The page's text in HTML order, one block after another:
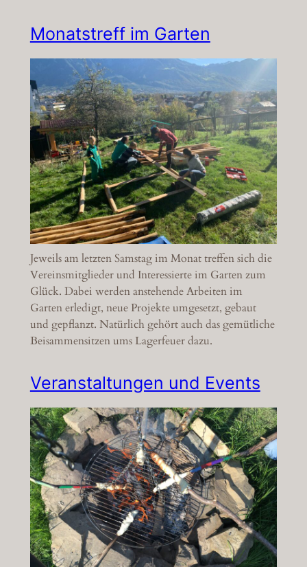
Monatstreff im Garten
Jeweils am letzten Samstag im Monat treffen sich die
Vereinsmitglieder und Interessierte im Garten zum
Glück. Dabei werden anstehende Arbeiten im
Garten erledigt, neue Projekte umgesetzt, gebaut
und gepflanzt. Natürlich gehört auch das gemütliche
Beisammensitzen ums Lagerfeuer dazu.
Veranstaltungen und Events